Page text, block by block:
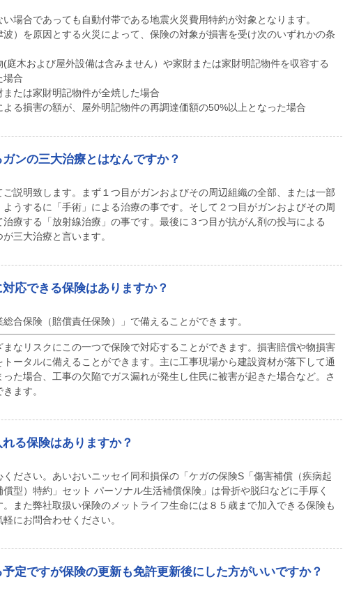
場合であっても自動付帯である地震火災費用特約が対象となります。
）を原因とする火災によって、保険の対象が損害を受け次のいずれかの条
(庭木および屋外設備は含みません）や家財または家財明記物件を収容する
場合
または家財明記物件が全焼した場合
よる損害の額が、屋外明記物件の再調達価額の50%以上となった場合
ンの三大治療とはなんですか？
説明致します。まず１つ目がガンおよびその周辺組織の全部、または一部
うするに「手術」による治療の事です。そして２つ目がガンおよびその周
療する「放射線治療」の事です。最後に３つ目が抗がん剤の投与による
三大治療と言います。
応できる保険はありますか？
合保険（賠償責任保険）」で備えることができます。
なリスクにこの一つで保険で対応することができます。損害賠償や物損害
ータルに備えることができます。主に工事現場から建設資材が落下して通
た場合、工事の欠陥でガス漏れが発生し住民に被害が起きた場合など。さ
ます。
る保険はありますか？
ださい。あいおいニッセイ同和損保の「ケガの保険S「傷害補償（疾病起
型）特約」セット パーソナル生活補償保険」は骨折や脱臼などに手厚く
また弊社取扱い保険のメットライフ生命には８５歳まで加入できる保険も
にお問合わせください。
定ですが保険の更新も免許更新後にした方がいいですか？